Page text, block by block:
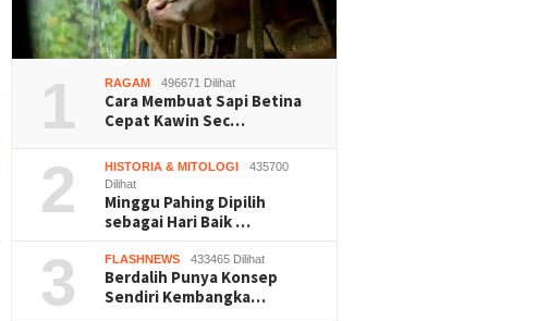
Film “Nalar” Karya Guru SD
Raih Juara 1 Lomba Video
Literasi Gunungkidul 2026
Roni Banting Stir Tanam
Melon Untung Rp40 Juta
Sekali Panen
1 RAGAM 496671 Dilihat
Cara Membuat Sapi Betina
Cepat Kawin Sec…
2 HISTORIA & MITOLOGI
435700
Dilihat
Minggu Pahing Dipilih
sebagai Hari Baik …
3 FLASHNEWS 433465 Dilihat
Berdalih Punya Konsep
Sendiri Kembangka…